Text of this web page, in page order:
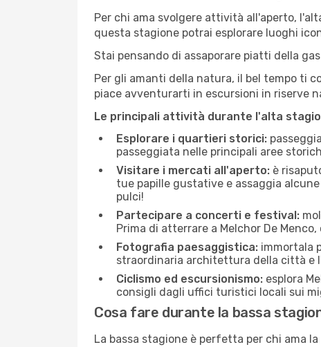
Per chi ama svolgere attività all'aperto,
questa stagione potrai esplorare luoghi
Stai pensando di assaporare piatti della
Per gli amanti della natura, il bel tempo ti
piace avventurarti in escursioni in riserve
Le principali attività durante l'alta
Esplorare i quartieri storici:
passeggiata nelle principali aree
Visitare i mercati all'aperto: è
tue papille gustative e assaggia
pulci!
Partecipare a concerti e festival:
Prima di atterrare a Melchor De
Fotografia paesaggistica: immortala
straordinaria architettura della città e
Ciclismo ed escursionismo: esplora
consigli dagli uffici turistici locali sui
Cosa fare durante la bassa
La bassa stagione è perfetta per chi ama